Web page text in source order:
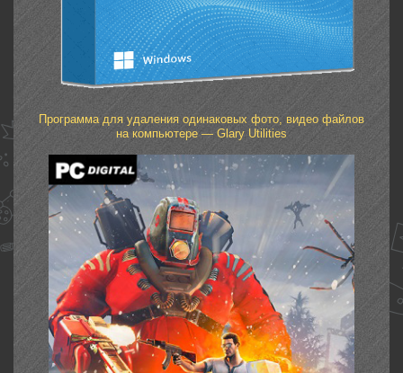
Программа для удаления одинаковых фото, видео файлов
на компьютере — Glary Utilities